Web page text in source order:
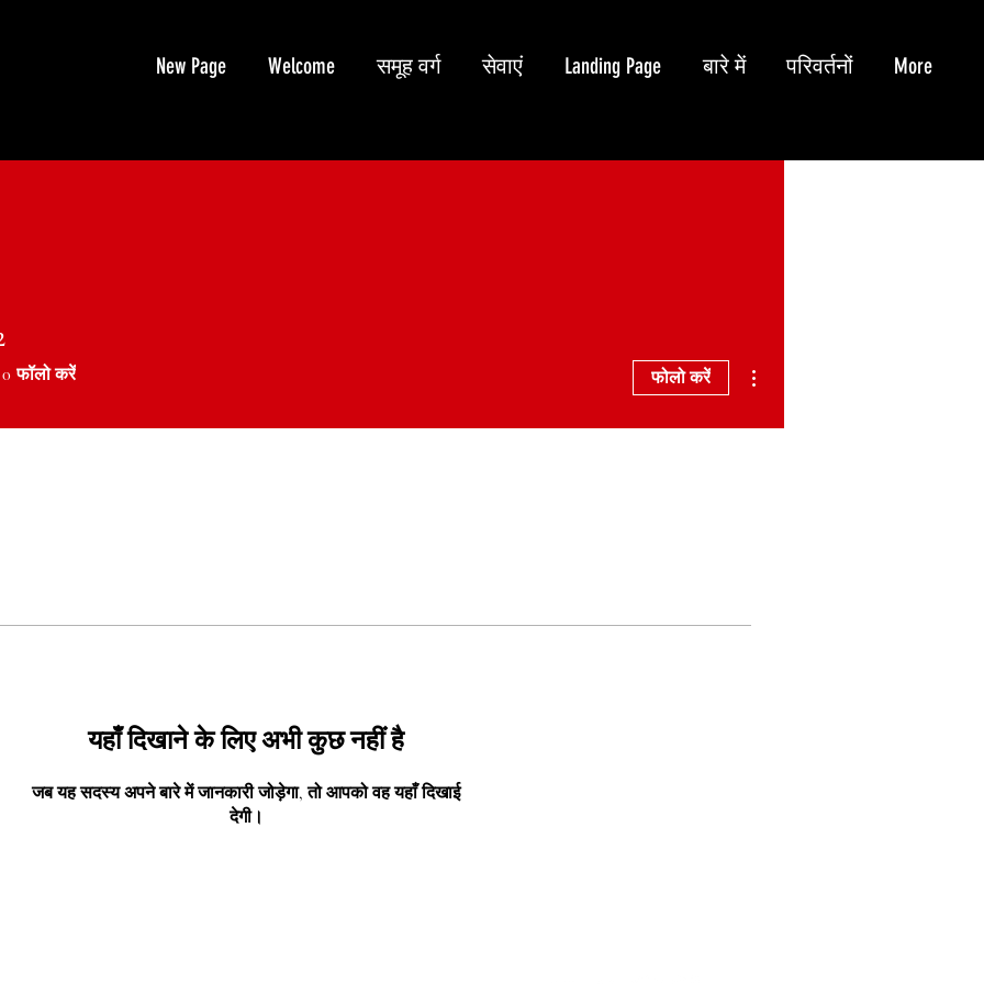
New Page Welcome समूह वर्ग सेवाएं Landing Page बारे में परिवर्तनों More
यहाँ दिखाने के लिए अभी कुछ नहीं है
जब यह सदस्य अपने बारे में जानकारी जोड़ेगा, तो आपको वह यहाँ दिखाई
देगी।
0 फॉलो करें फोलो करें